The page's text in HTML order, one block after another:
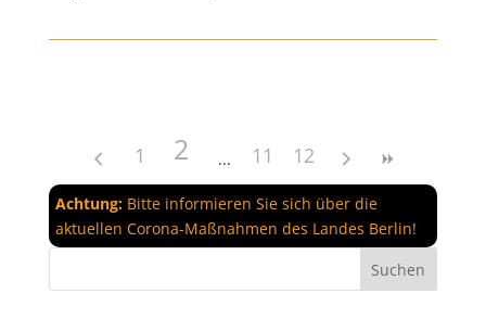
1 2 11 12
Achtung:Bitte informieren Sie sich über die
aktuellen Corona-Maßnahmen des Landes Berlin!